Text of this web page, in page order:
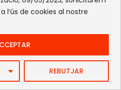
l’ús de cookies al nostre
REBUTJAR
i convivència al XIV
d’Esquí ACELL–
a La Molina